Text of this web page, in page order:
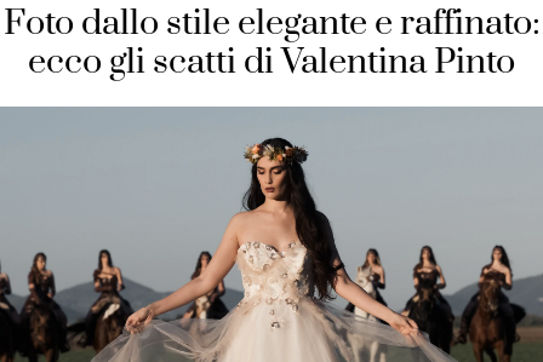
Foto dallo stile elegante e raffinato:
ecco gli scatti di Valentina Pinto